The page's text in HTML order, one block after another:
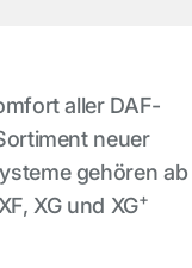
aller DAF-
neuer
gehören ab
XG und XG+